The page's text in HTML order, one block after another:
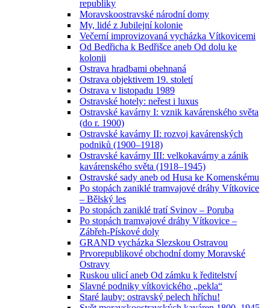
republiky
Moravskoostravské národní domy
My, lidé z Jubilejní kolonie
Večerní improvizovaná vycházka Vítkovicemi
Od Bedřicha k Bedřišce aneb Od dolu ke
kolonii
Ostrava hradbami obehnaná
Ostrava objektivem 19. století
Ostrava v listopadu 1989
Ostravské hotely: neřest i luxus
Ostravské kavárny I: vznik kavárenského světa
(do r. 1900)
Ostravské kavárny II: rozvoj kavárenských
podniků (1900–1918)
Ostravské kavárny III: velkokavárny a zánik
kavárenského světa (1918–1945)
Ostravské sady aneb od Husa ke Komenskému
Po stopách zaniklé tramvajové dráhy Vítkovice
– Bělský les
Po stopách zaniklé tratí Svinov – Poruba
Po stopách tramvajové dráhy Vítkovice –
Zábřeh-Pískové doly
GRAND vycházka Slezskou Ostravou
Prvorepublikové obchodní domy Moravské
Ostravy
Ruskou ulicí aneb Od zámku k ředitelství
Slavné podniky vítkovického „pekla“
Staré lauby: ostravský pelech hříchu!